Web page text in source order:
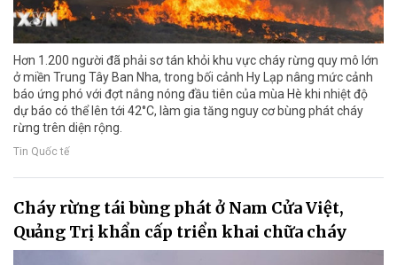
Hơn 1.200 người đã phải sơ tán khỏi khu vực cháy rừng quy mô lớn
ở miền Trung Tây Ban Nha, trong bối cảnh Hy Lạp nâng mức cảnh
báo ứng phó với đợt nắng nóng đầu tiên của mùa Hè khi nhiệt độ
dự báo có thể lên tới 42°C, làm gia tăng nguy cơ bùng phát cháy
rừng trên diện rộng.
Tin Quốc tế
Cháy rừng tái bùng phát ở Nam Cửa Việt,
Quảng Trị khẩn cấp triển khai chữa cháy